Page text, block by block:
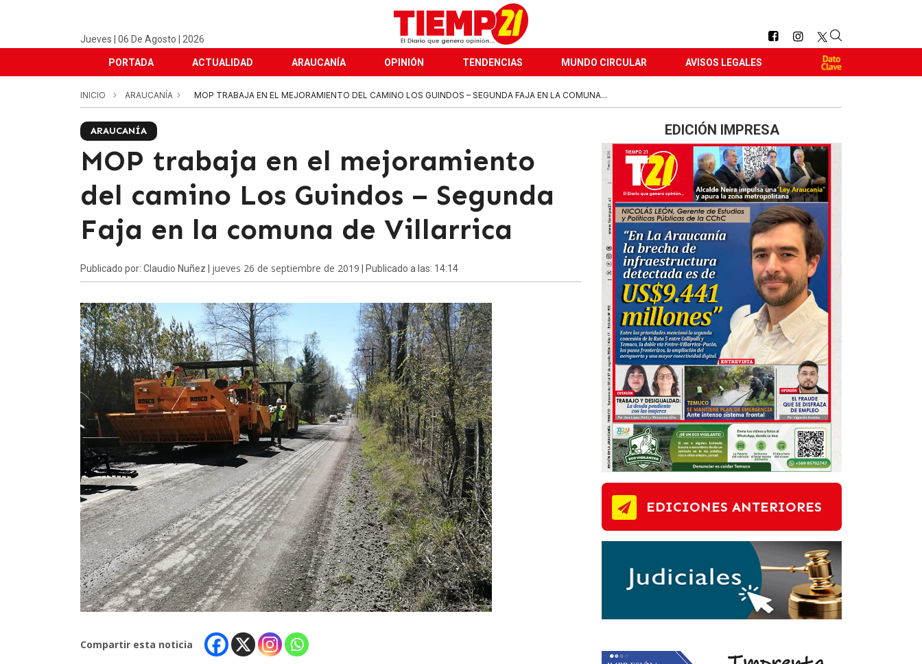
Jueves | 06 De Agosto | 2026
PORTADA ACTUALIDAD ARAUCANÍA OPINIÓN TENDENCIAS MUNDO CIRCULAR AVISOS LEGALES
INICIO ARAUCANÍA MOP TRABAJA EN EL MEJORAMIENTO DEL CAMINO LOS GUINDOS – SEGUNDA FAJA EN LA COMUNA...
ARAUCANÍA
MOP trabaja en el mejoramiento
del camino Los Guindos – Segunda
Faja en la comuna de Villarrica
Publicado por: Claudio Nuñez | jueves 26 de septiembre de 2019 | Publicado a las: 14:14
Compartir esta noticia
EDICIÓN IMPRESA
EDICIONES ANTERIORES